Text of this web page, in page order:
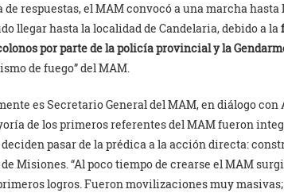
respuestas, el MAM convocó a una marcha hasta
llegar hasta la localidad de Candelaria, debido a la
por parte de la policía provincial y la
de fuego” del MAM.
es Secretario General del MAM, en diálogo con
de los primeros referentes del MAM fueron
pasar de la prédica a la acción directa:
Misiones. “Al poco tiempo de crearse el MAM
logros. Fueron movilizaciones muy